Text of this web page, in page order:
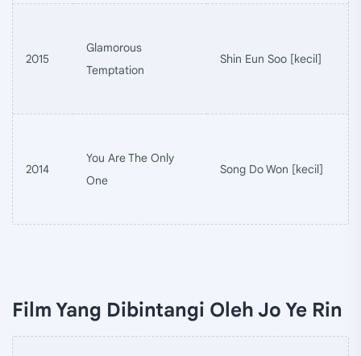
2015
Glamorous
Temptation
Shin Eun Soo [kecil]
2014
You Are The Only
One
Song Do Won [kecil]
Film Yang Dibintangi Oleh Jo Ye Rin